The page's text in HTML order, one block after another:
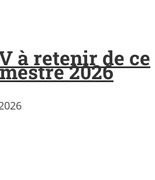
à retenir de ce
2026